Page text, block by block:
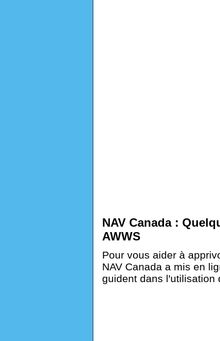
NAV Canada :
AWWS
Pour vous aider à
NAV Canada a mis en
guident dans l'utilisation